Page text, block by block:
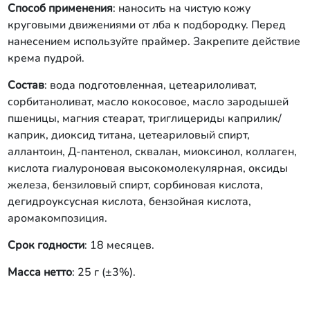
Способ применения: наносить на чистую кожу
круговыми движениями от лба к подбородку. Перед
нанесением используйте праймер. Закрепите действие
крема пудрой.
Состав: вода подготовленная, цетеарилоливат,
сорбитаноливат, масло кокосовое, масло зародышей
пшеницы, магния стеарат, триглицериды каприлик/
каприк, диоксид титана, цетеариловый спирт,
аллантоин, Д-пантенол, сквалан, миоксинол, коллаген,
кислота гиалуроновая высокомолекулярная, оксиды
железа, бензиловый спирт, сорбиновая кислота,
дегидроуксусная кислота, бензойная кислота,
аромакомпозиция.
Срок годности: 18 месяцев.
Масса нетто: 25 г (±3%).